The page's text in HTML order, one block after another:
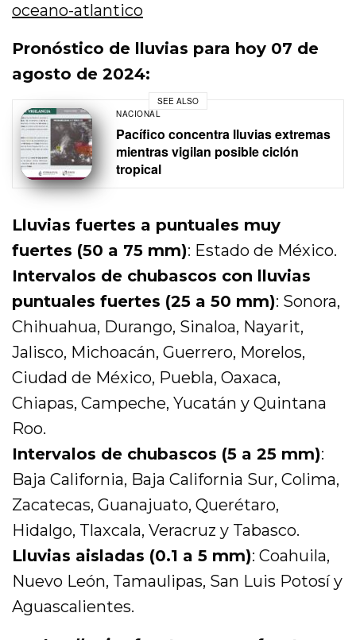
oceano-atlantico
Pronóstico de lluvias para hoy 07 de
agosto de 2024:
SEE ALSO
NACIONAL
Pacífico concentra lluvias extremas
mientras vigilan posible ciclón
tropical
Lluvias fuertes a puntuales muy
fuertes (50 a 75 mm): Estado de México.
Intervalos de chubascos con lluvias
puntuales fuertes (25 a 50 mm): Sonora,
Chihuahua, Durango, Sinaloa, Nayarit,
Jalisco, Michoacán, Guerrero, Morelos,
Ciudad de México, Puebla, Oaxaca,
Chiapas, Campeche, Yucatán y Quintana
Roo.
Intervalos de chubascos (5 a 25 mm):
Baja California, Baja California Sur, Colima,
Zacatecas, Guanajuato, Querétaro,
Hidalgo, Tlaxcala, Veracruz y Tabasco.
Lluvias aisladas (0.1 a 5 mm): Coahuila,
Nuevo León, Tamaulipas, San Luis Potosí y
Aguascalientes.